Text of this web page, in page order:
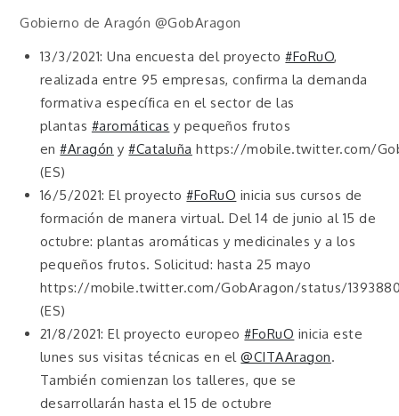
Gobierno de Aragón @GobAragon
13/3/2021: Una encuesta del proyecto#FoRuO,
realizada entre 95 empresas, confirma la demanda
formativa específica en el sector de las
plantas #aromáticas y pequeños frutos
en#Aragón y#Cataluña https://mobile.twitter.com/
(ES)
16/5/2021: El proyecto#FoRuO inicia sus cursos de
formación de manera virtual. Del 14 de junio al 15 de
octubre: plantas aromáticas y medicinales y a los
pequeños frutos. Solicitud: hasta 25 mayo
https://mobile.twitter.com/GobAragon/status/
(ES)
21/8/2021: El proyecto europeo#FoRuO inicia este
lunes sus visitas técnicas en el@CITAAragon.
También comienzan los talleres, que se
desarrollarán hasta el 15 de octubre